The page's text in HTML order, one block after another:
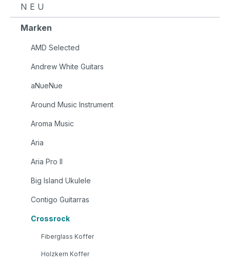
N E U
Marken
AMD Selected
Andrew White Guitars
aNueNue
Around Music Instrument
Aroma Music
Aria
Aria Pro II
Big Island Ukulele
Contigo Guitarras
Crossrock
Fiberglass Koffer
Holzkern Koffer